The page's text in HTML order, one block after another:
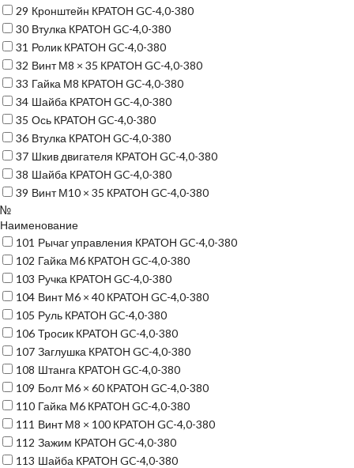
29 Кронштейн КРАТОН GC-4,0-380
30 Втулка КРАТОН GC-4,0-380
31 Ролик КРАТОН GC-4,0-380
32 Винт М8 × 35 КРАТОН GC-4,0-380
33 Гайка М8 КРАТОН GC-4,0-380
34 Шайба КРАТОН GC-4,0-380
35 Ось КРАТОН GC-4,0-380
36 Втулка КРАТОН GC-4,0-380
37 Шкив двигателя КРАТОН GC-4,0-380
38 Шайба КРАТОН GC-4,0-380
39 Винт М10 × 35 КРАТОН GC-4,0-380
№
Наименование
101 Рычаг управления КРАТОН GC-4,0-380
102 Гайка М6 КРАТОН GC-4,0-380
103 Ручка КРАТОН GC-4,0-380
104 Винт М6 × 40 КРАТОН GC-4,0-380
105 Руль КРАТОН GC-4,0-380
106 Тросик КРАТОН GC-4,0-380
107 Заглушка КРАТОН GC-4,0-380
108 Штанга КРАТОН GC-4,0-380
109 Болт М6 × 60 КРАТОН GC-4,0-380
110 Гайка М6 КРАТОН GC-4,0-380
111 Винт М8 × 100 КРАТОН GC-4,0-380
112 Зажим КРАТОН GC-4,0-380
113 Шайба КРАТОН GC-4,0-380